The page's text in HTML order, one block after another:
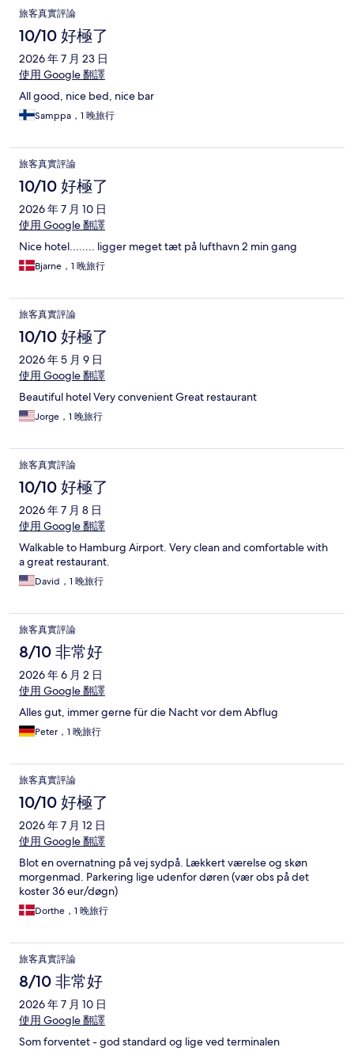
旅客真實評論
10/10 好極了
2026 年 7 月 23 日
使用 Google 翻譯
All good, nice bed, nice bar
Samppa，1 晚旅行
旅客真實評論
10/10 好極了
2026 年 7 月 10 日
使用 Google 翻譯
Nice hotel........ ligger meget tæt på lufthavn 2 min gang
Bjarne，1 晚旅行
旅客真實評論
10/10 好極了
2026 年 5 月 9 日
使用 Google 翻譯
Beautiful hotel Very convenient Great restaurant
Jorge，1 晚旅行
旅客真實評論
10/10 好極了
2026 年 7 月 8 日
使用 Google 翻譯
Walkable to Hamburg Airport. Very clean and comfortable with
a great restaurant.
David，1 晚旅行
旅客真實評論
8/10 非常好
2026 年 6 月 2 日
使用 Google 翻譯
Alles gut, immer gerne für die Nacht vor dem Abflug
Peter，1 晚旅行
旅客真實評論
10/10 好極了
2026 年 7 月 12 日
使用 Google 翻譯
Blot en overnatning på vej sydpå. Lækkert værelse og skøn
morgenmad. Parkering lige udenfor døren (vær obs på det
koster 36 eur/døgn)
Dorthe，1 晚旅行
旅客真實評論
8/10 非常好
2026 年 7 月 10 日
使用 Google 翻譯
Som forventet - god standard og lige ved terminalen